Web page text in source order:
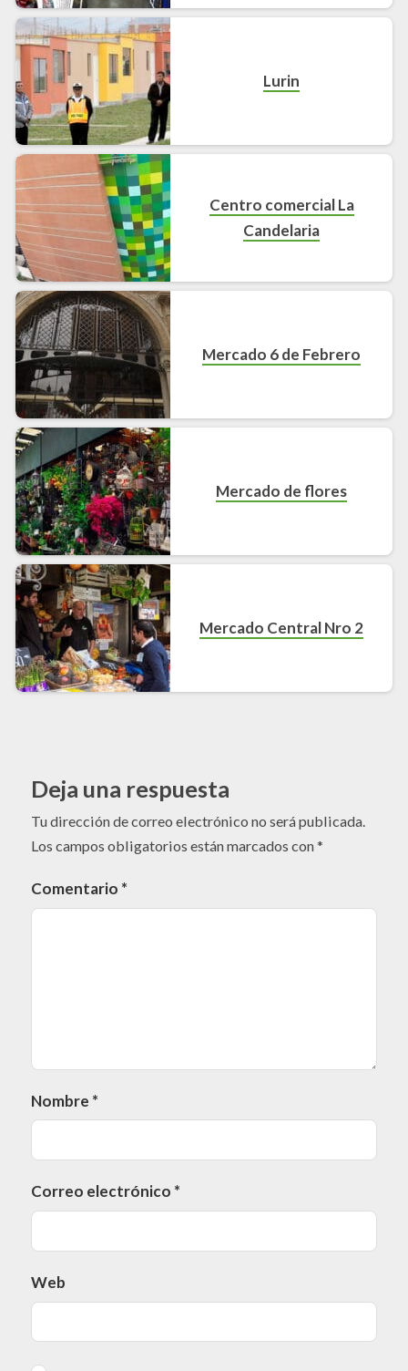
Lurin
Centro comercial La
Candelaria
Mercado 6 de Febrero
Mercado de flores
Mercado Central Nro 2
Deja una respuesta
Tu dirección de correo electrónico no será publicada.
Los campos obligatorios están marcados con*
Comentario *
Nombre *
Correo electrónico *
Web